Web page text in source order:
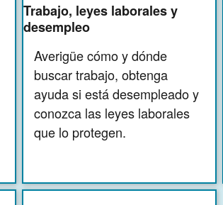
Trabajo, leyes laborales y
desempleo
Averigüe cómo y dónde
buscar trabajo, obtenga
ayuda si está desempleado y
conozca las leyes laborales
que lo protegen.